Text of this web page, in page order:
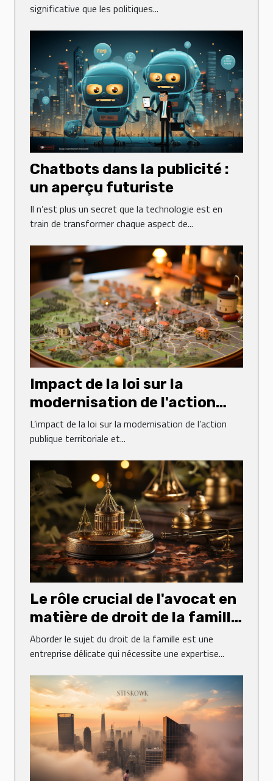
significative que les politiques...
Chatbots dans la publicité :
un aperçu futuriste
Il n’est plus un secret que la technologie est en
train de transformer chaque aspect de...
Impact de la loi sur la
modernisation de l'action
publique territoriale et
d'affirmation des métropoles
sur le droit administratif
L’impact de la loi sur la modernisation de l’action
publique territoriale et...
Le rôle crucial de l'avocat en
matière de droit de la famille
: une perspective de l'étude
d'avocats Poitout
Aborder le sujet du droit de la famille est une
entreprise délicate qui nécessite une expertise...